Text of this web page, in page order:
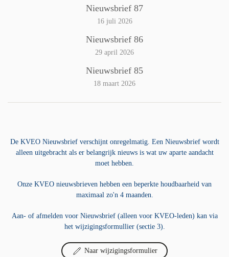
Nieuwsbrief 87
16 juli 2026
Nieuwsbrief 86
29 april 2026
Nieuwsbrief 85
18 maart 2026
De KVEO Nieuwsbrief verschijnt onregelmatig. Een Nieuwsbrief wordt
alleen uitgebracht als er belangrijk nieuws is wat uw aparte aandacht
moet hebben.
Onze KVEO nieuwsbrieven hebben een beperkte houdbaarheid van
maximaal zo'n 4 maanden.
Aan- of afmelden voor Nieuwsbrief (alleen voor KVEO-leden) kan via
het wijzigingsformullier (sectie 3).
Naar wijzigingsformulier